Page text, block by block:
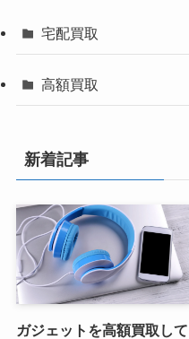
宅配買取
高額買取
新着記事
ガジェットを高額買取して